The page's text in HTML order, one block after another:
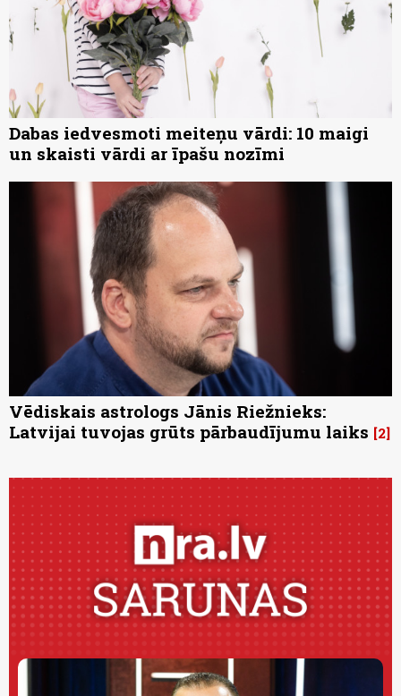
Dabas iedvesmoti meiteņu vārdi: 10 maigi
un skaisti vārdi ar īpašu nozīmi
Vēdiskais astrologs Jānis Riežnieks:
Latvijai tuvojas grūts pārbaudījumu laiks 2